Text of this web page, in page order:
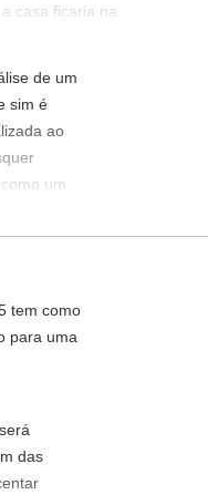
casa ficaria na
custo para
da cozinha?
de um
sim é
ao
um
tem como
para uma
das